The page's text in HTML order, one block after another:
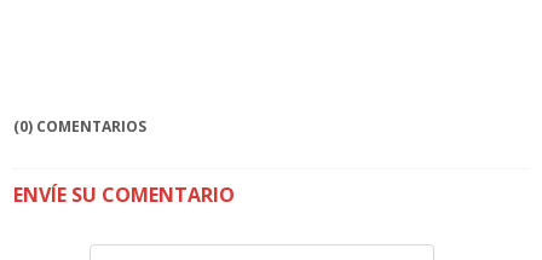
(0) COMENTARIOS
ENVÍE SU COMENTARIO